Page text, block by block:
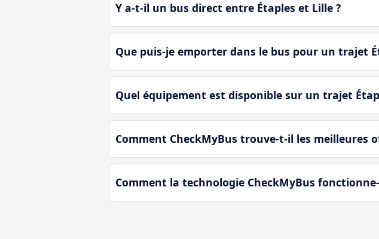
Y a-t-il un bus direct entre Étaples et Lille ?
Que puis-je emporter dans le bus pour un trajet
Quel équipement est disponible sur un trajet
Comment CheckMyBus trouve-t-il les meilleures
Comment la technologie CheckMyBus